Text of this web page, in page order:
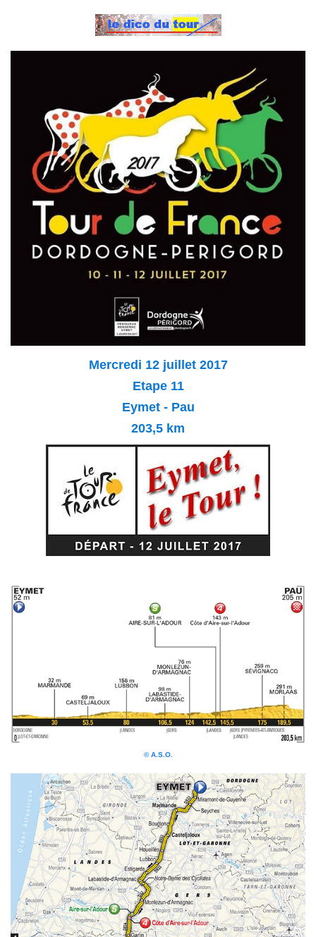
Mercredi 12 juillet 2017
Etape 11
Eymet - Pau
203,5 km
© A.S.O.